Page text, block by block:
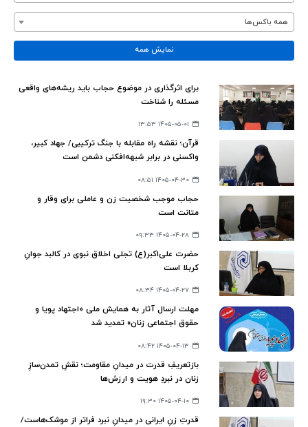
برای اثرگذاری در موضوع حجاب باید ریشه‌های واقعی
مسئله را شناخت
۱۴۰۵-۰۵-۰۱ ۱۳:۵۳
قرآن؛ نقشه راه مقابله با جنگ ترکیبی/ جهاد کبیر،
واکسنی در برابر شبهه‌افکنی دشمن است
۱۴۰۵-۰۴-۳۰ ۰۸:۵۱
حجاب موجب شخصیت زن و عاملی برای وقار و
متانت است
۱۴۰۵-۰۴-۲۸ ۰۹:۳۳
حضرت علی‌اکبر(ع) تجلی اخلاق نبوی در کالبد جوانِ
کربلا است
۱۴۰۵-۰۴-۲۷ ۰۸:۳۴
مهلت ارسال آثار به همایش ملی «اجتهاد پویا و
حقوق اجتماعی زنان» تمدید شد
۱۴۰۵-۰۴-۱۳ ۰۸:۴۲
بازتعریفِ قدرت در میدانِ مقاومت؛ نقشِ تمدن‌سازِ
زنان در نبردِ هویت و ارزش‌ها
۱۴۰۵-۰۴-۱۰ ۱۹:۳۰
قدرتِ زنِ ایرانی در میدانِ نبرد فراتر از موشک‌هاست/
همه باکس‌ها
نمایش همه